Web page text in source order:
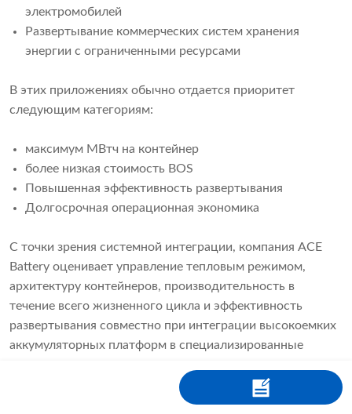
электромобилей
Развертывание коммерческих систем хранения
энергии с ограниченными ресурсами
В этих приложениях обычно отдается приоритет
следующим категориям:
максимум МВтч на контейнер
более низкая стоимость BOS
Повышенная эффективность развертывания
Долгосрочная операционная экономика
С точки зрения системной интеграции, компания ACE
Battery оценивает управление тепловым режимом,
архитектуру контейнеров, производительность в
течение всего жизненного цикла и эффективность
развертывания совместно при интеграции высокоемких
аккумуляторных платформ в специализированные
Компромиссы в системах